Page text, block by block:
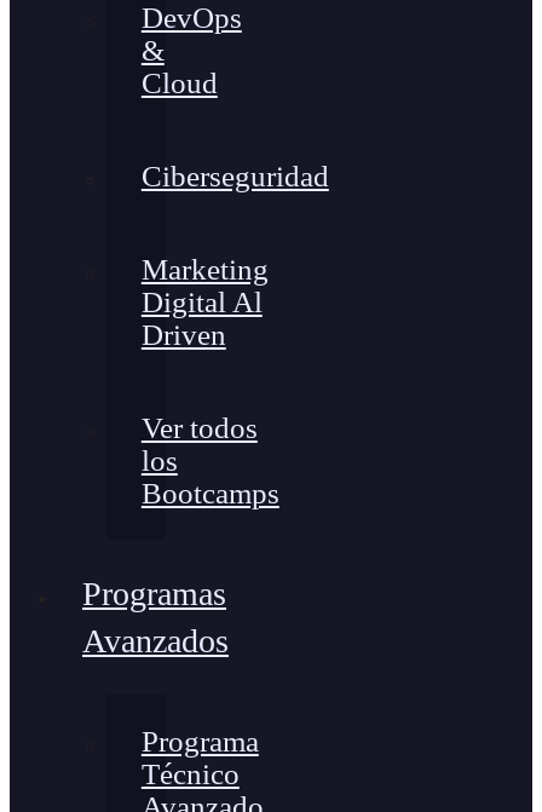
DevOps
&
Cloud
Ciberseguridad
Marketing
Digital Al
Driven
Ver todos
los
Bootcamps
Programas
Avanzados
Programa
Técnico